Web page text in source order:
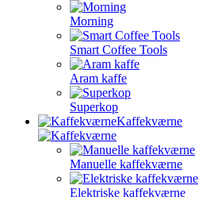
Morning
Smart Coffee Tools
Aram kaffe
Superkop
Kaffekværne
Manuelle kaffekværne
Elektriske kaffekværne